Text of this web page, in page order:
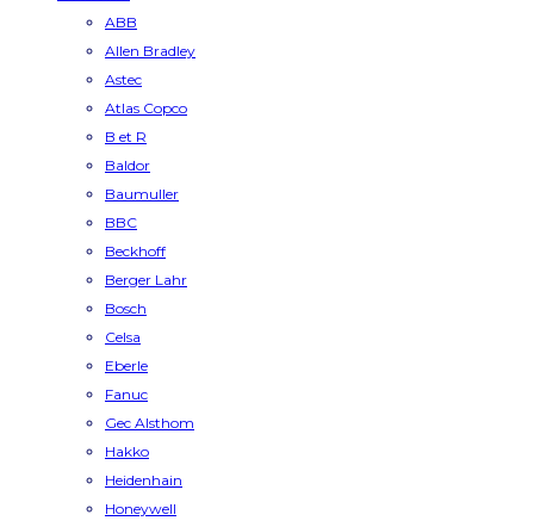
ABB
Allen Bradley
Astec
Atlas Copco
B et R
Baldor
Baumuller
BBC
Beckhoff
Berger Lahr
Bosch
Celsa
Eberle
Fanuc
Gec Alsthom
Hakko
Heidenhain
Honeywell